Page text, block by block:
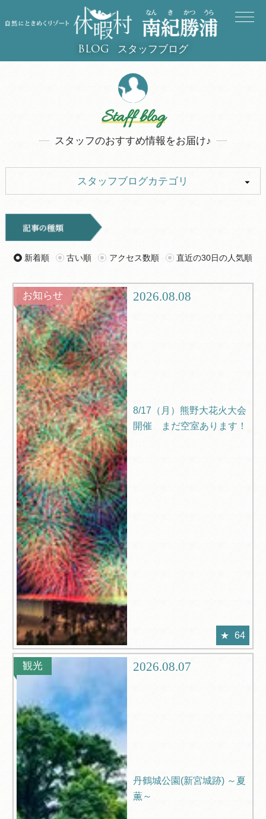
BLOG スタッフブログ
Staff blog
スタッフのおすすめ情報をお届け♪
スタッフブログカテゴリ
お知らせ
ツアー グルメ
観光
Q＆A
新着順 古い順 アクセス数順 直近の30日の人気順
お知らせ 2026.08.08
8/17（月）熊野大花火大会
開催 まだ空室あります！
64
観光 2026.08.07
丹鶴城公園(新宮城跡) ～夏
薫～